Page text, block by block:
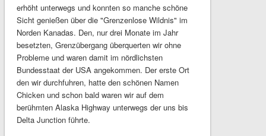
erhöht unterwegs und konnten so manche schöne
Sicht genießen über die "Grenzenlose Wildnis" im
Norden Kanadas. Den, nur drei Monate im Jahr
besetzten, Grenzübergang überquerten wir ohne
Probleme und waren damit im nördlichsten
Bundesstaat der USA angekommen. Der erste Ort
den wir durchfuhren, hatte den schönen Namen
Chicken und schon bald waren wir auf dem
berühmten Alaska Highway unterwegs der uns bis
Delta Junction führte.